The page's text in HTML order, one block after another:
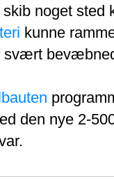
noget sted
kunne
den nye 2-